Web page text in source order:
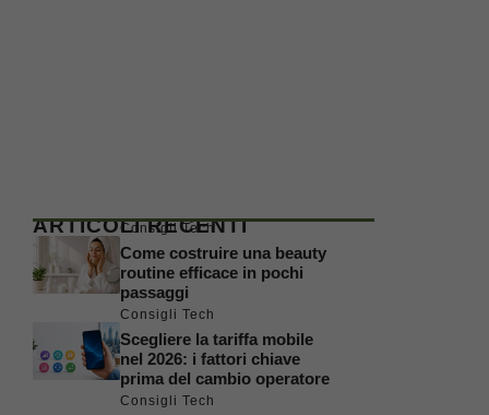
ARTICOLI RECENTI
Consigli Tech
Come costruire una beauty
routine efficace in pochi
passaggi
Consigli Tech
Scegliere la tariffa mobile
nel 2026: i fattori chiave
prima del cambio operatore
Consigli Tech